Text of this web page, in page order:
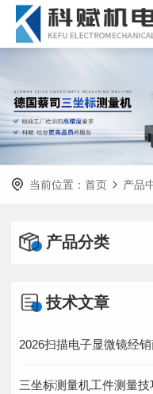
当前位置：首页 产品
产品分类
技术文章
三坐标测量机工件测量技